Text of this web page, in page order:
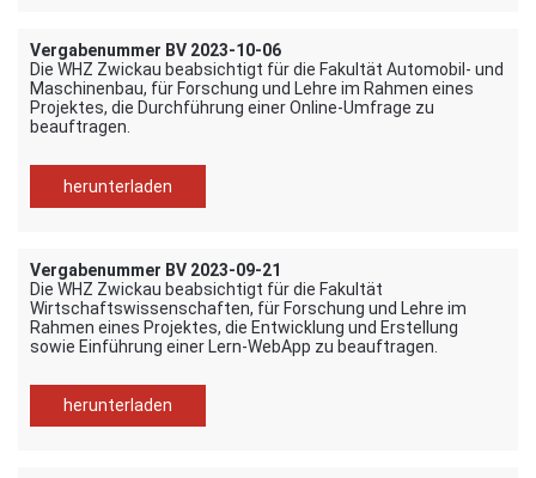
Vergabenummer BV 2023-10-06
Die WHZ Zwickau beabsichtigt für die Fakultät Automobil- und
Maschinenbau, für Forschung und Lehre im Rahmen eines
Projektes, die Durchführung einer Online-Umfrage zu
beauftragen.
herunterladen
Vergabenummer BV 2023-09-21
Die WHZ Zwickau beabsichtigt für die Fakultät
Wirtschaftswissenschaften, für Forschung und Lehre im
Rahmen eines Projektes, die Entwicklung und Erstellung
sowie Einführung einer Lern-WebApp zu beauftragen.
herunterladen